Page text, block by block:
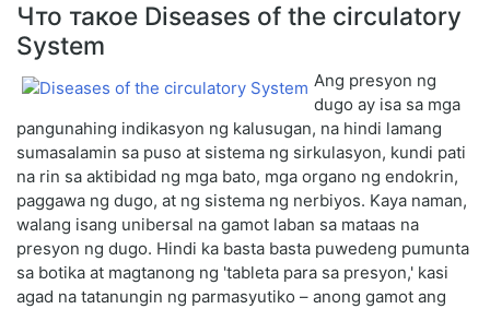
Что такое Diseases of the circulatory
System
Ang presyon ng
dugo ay isa sa mga
pangunahing indikasyon ng kalusugan, na hindi lamang
sumasalamin sa puso at sistema ng sirkulasyon, kundi pati
na rin sa aktibidad ng mga bato, mga organo ng endokrin,
paggawa ng dugo, at ng sistema ng nerbiyos. Kaya naman,
walang isang unibersal na gamot laban sa mataas na
presyon ng dugo. Hindi ka basta basta puwedeng pumunta
sa botika at magtanong ng 'tableta para sa presyon,' kasi
agad na tatanungin ng parmasyutiko – anong gamot ang